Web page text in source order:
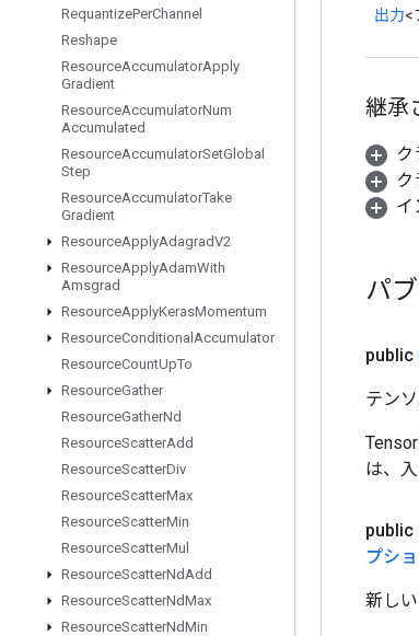
RequantizePerChannel
Reshape
ResourceAccumulatorApply
Gradient
ResourceAccumulatorNum
Accumulated
ResourceAccumulatorSetGlobal
Step
ResourceAccumulatorTake
Gradient
ResourceApplyAdagradV2
ResourceApplyAdamWith
Amsgrad
ResourceApplyKerasMomentum
ResourceConditional Accumulator
ResourceCountUpTo
ResourceGather
ResourceGatherNd
ResourceScatterAdd
ResourceScatterDiv
ResourceScatterMax
ResourceScatterMin
ResourceScatterMul
ResourceScatterNdAdd
ResourceScatterNdMax
ResourceScatterNdMin
出力<
継承
ク
ク
イ
パ
public
テン
は、
public
プシ
新し